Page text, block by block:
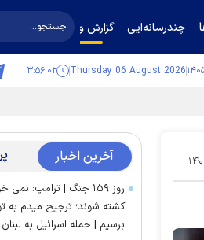
چندرسانه‌ایی گزارش و گفت‌وگو
Thursday 06 August 2026 ۳:۵۶:۰۳
۰۱ آخرین اخبار
روز ۱۵۹ جنگ | ترامپ:
کشته شوند؛ ترجیح میدم به
برسیم | حمله اسرائیل به لبنان